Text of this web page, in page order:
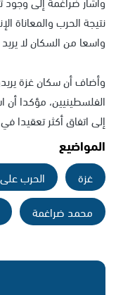
نتيجة الحرب والمعاناة
واسعا من السكان لا
وأضاف أن سكان غزة
الفلسطينيين، مؤكدا أن
إلى اتفاق أكثر تعقيدا في
المواضيع
غزة الحرب
محمد ضراغمة